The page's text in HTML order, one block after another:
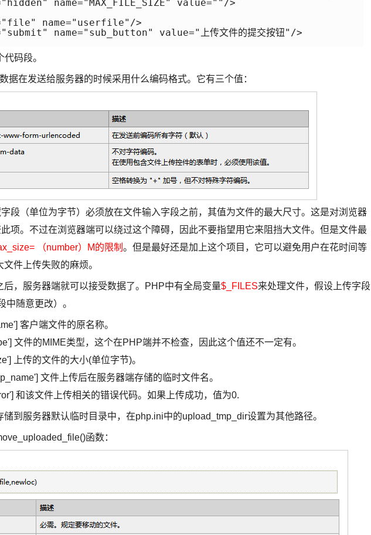
name="MAX_FILE_SIZE" value=""/>
name="userfile"/>
name="sub_button" value="上传文件的提交按钮"/>
码段。
在发送给服务器的时候采用什么编码格式。它有三个值：
（单位为字节）必须放在文件输入字段之前，其值为文件的最大尺寸。这是对浏览器
项。不过在浏览器端可以绕过这个障碍，因此不要指望用它来阻挡大文件。但是文件最
（number）M的限制 。但是最好还是加上这个项目，它可以避免用户在花时间等
件上传失败的麻烦。
，服务器端就可以接受数据了。PHP中有全局变量$_FILES来处理文件，假设上传字段
中随意更改）。
客户端文件的原名称。
件的MIME类型，这个在PHP端并不检查，因此这个值还不一定有。
传的文件的大小(单位字节)。
文件上传后在服务器端存储的临时文件名。
和该文件上传相关的错误代码。如果上传成功，值为0.
服务器默认临时目录中，在php.ini中的upload_tmp_dir设置为其他路径。
函数：